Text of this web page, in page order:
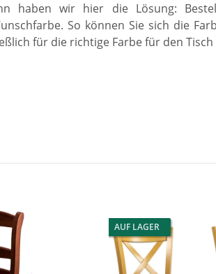
haben wir hier die Lösung:
So können Sie sich die
für die richtige Farbe für den
AUF LAGER